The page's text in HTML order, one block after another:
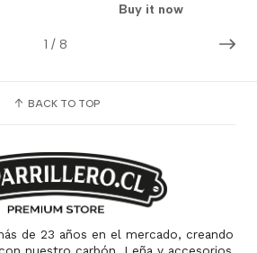
1 / 8
Buy it now
BACK TO TOP
de 23 años en el mercado, creando
nuestro carbón, Leña y accesorios